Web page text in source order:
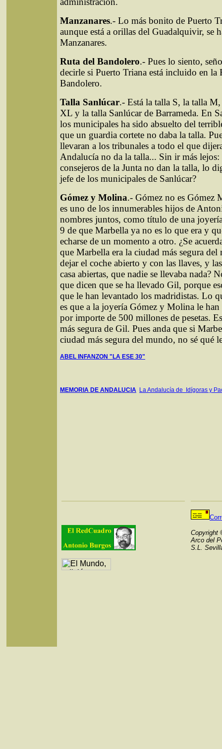
Manzanares.- Lo más bonito de Puerto
aunque está a orillas del Guadalquivir, se
Manzanares.
Ruta del Bandolero.- Pues lo siento,
decirle si Puerto Triana está incluido en la
Bandolero.
Talla Sanlúcar.- Está la talla S, la talla
XL y la talla Sanlúcar de Barrameda. En
los municipales ha sido absuelto del
que un guardia cortete no daba la talla.
llevaran a los tribunales a todo el que
Andalucía no da la talla... Sin ir más lejos:
consejeros de la Junta no dan la talla, lo
jefe de los municipales de Sanlúcar?
Gómez y Molina.- Gómez no es Gómez
es uno de los innumerables hijos de
nombres juntos, como título de una
9 de que Marbella ya no es lo que era y
echarse de un momento a otro. ¿Se
que Marbella era la ciudad más segura
dejar el coche abierto y con las llaves, y
casa abiertas, que nadie se llevaba nada?
que dicen que se ha llevado Gil, porque
que le han levantado los madridistas. Lo
es que a la joyería Gómez y Molina le
por importe de 500 millones de pesetas.
más segura de Gil. Pues anda que si
ciudad más segura del mundo, no sé qué
ABEL INFANZON "LA ESE 30"
MEMORIA DE ANDALUCIA La Andalucía de Idígoras y
Copyright
Arco del
S.L.